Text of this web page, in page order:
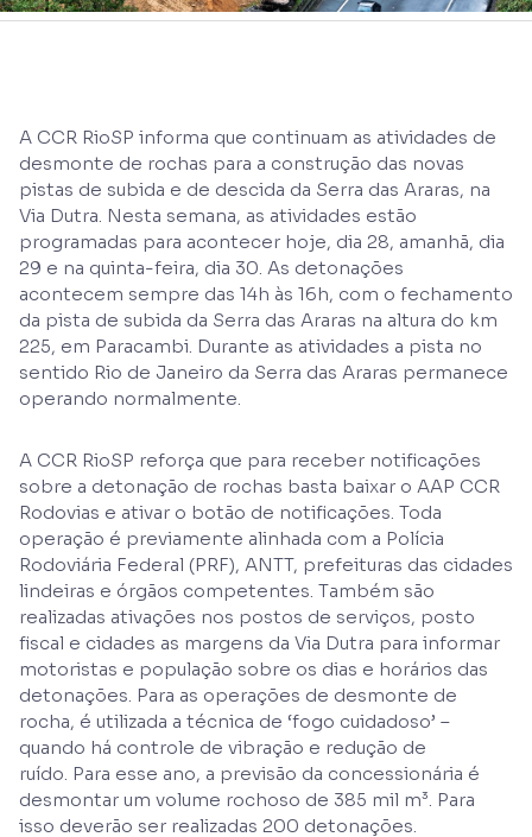
A CCR RioSP informa que continuam as atividades de
desmonte de rochas para a construção das novas
pistas de subida e de descida da Serra das Araras, na
Via Dutra. Nesta semana, as atividades estão
programadas para acontecer hoje, dia 28, amanhã, dia
29 e na quinta-feira, dia 30. As detonações
acontecem sempre das 14h às 16h, com o fechamento
da pista de subida da Serra das Araras na altura do km
225, em Paracambi. Durante as atividades a pista no
sentido Rio de Janeiro da Serra das Araras permanece
operando normalmente.
A CCR RioSP reforça que para receber notificações
sobre a detonação de rochas basta baixar o AAP CCR
Rodovias e ativar o botão de notificações. Toda
operação é previamente alinhada com a Polícia
Rodoviária Federal (PRF), ANTT, prefeituras das cidades
lindeiras e órgãos competentes. Também são
realizadas ativações nos postos de serviços, posto
fiscal e cidades as margens da Via Dutra para informar
motoristas e população sobre os dias e horários das
detonações. Para as operações de desmonte de
rocha, é utilizada a técnica de ‘fogo cuidadoso’ –
quando há controle de vibração e redução de
ruído. Para esse ano, a previsão da concessionária é
desmontar um volume rochoso de 385 mil m³. Para
isso deverão ser realizadas 200 detonações.